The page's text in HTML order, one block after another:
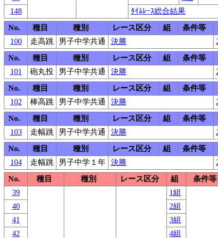
148
ﾀｲﾑﾚｰｽ総合結果
No.
種目 種別 レース区分 組
条件等
100
走高跳 男子中学共通 決勝
No.
種目 種別 レース区分 組
条件等
101
砲丸投 男子中学共通 決勝
No.
種目 種別 レース区分 組
条件等
102
棒高跳 男子中学共通 決勝
No.
種目 種別 レース区分 組
条件等
103
走幅跳 男子中学共通 決勝
No.
種目 種別 レース区分 組
条件等
104
走幅跳 男子中学１年 決勝
No.
種目 種別 レース区分 組
条件等
39
1組
40
2組
41
3組
42
4組